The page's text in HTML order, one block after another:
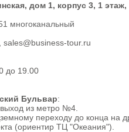
дом 1, корпус 3, 1
многоканальный
sales@business-tour.ru
до 19.00
Бульвар:
из метро №4.
переходу до конца на
(ориентир ТЦ "Океания").